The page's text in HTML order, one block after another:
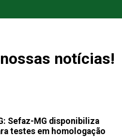
notícias!
Sefaz-MG disponibiliza
testes em homologação